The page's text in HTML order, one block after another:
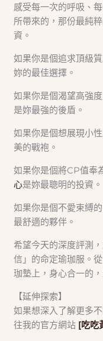
感受每一次的呼吸、
所帶來的，那份最純
資。
如果你是個追求頂級
妳的最佳選擇。
如果你是個渴望高強
是妳最強的後盾。
如果你是個想展現小
美的戰袍。
如果你是個將CP值奉
心是妳最聰明的投資。
如果你是個不愛束縛
最舒適的夥伴。
希望今天的深度評測
信」的命定瑜珈服。
珈墊上，身心合一的
【延伸探索】
如果想深入了解更多
往我的官方網站 [吃吃